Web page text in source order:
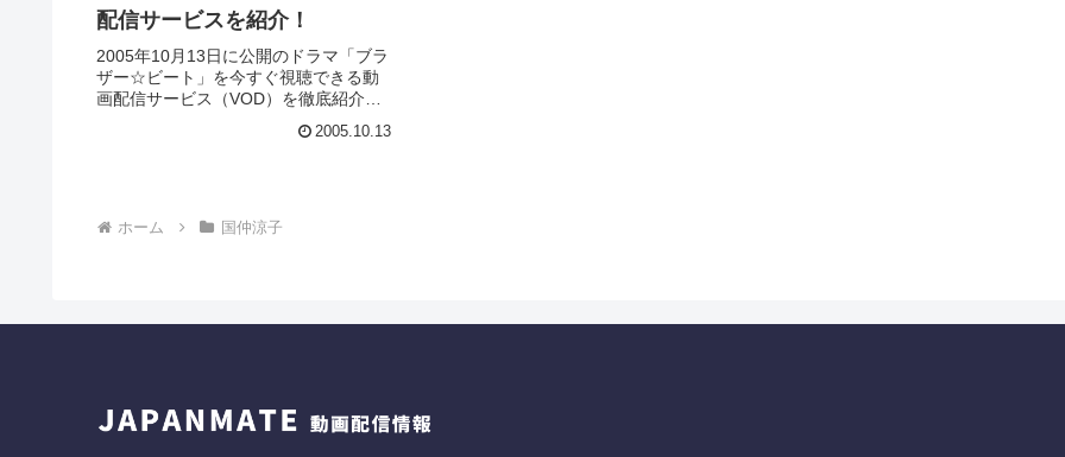
配信サービスを紹介！
2005年10月13日に公開のドラマ「ブラ
ザー☆ビート」を今すぐ視聴できる動
画配信サービス（VOD）を徹底紹介。
フ、主題歌の情報はもちろん、実際に
2005.10.13
ホーム 国仲涼子